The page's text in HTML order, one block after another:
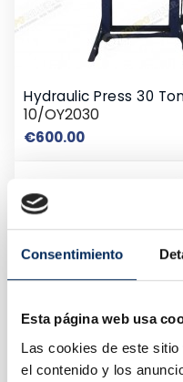
Consentimiento
Esta página web usa
Las cookies de este
el contenido y los
Hydraulic Press 30
10/OY2030
€600.00Price